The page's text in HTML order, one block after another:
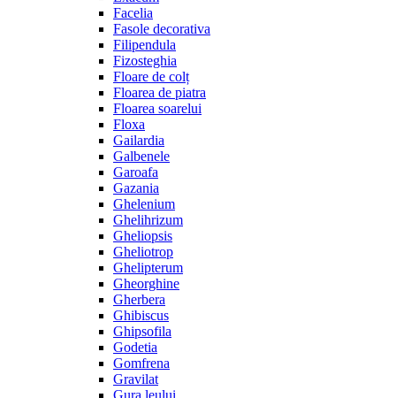
Facelia
Fasole decorativa
Filipendula
Fizosteghia
Floare de colț
Floarea de piatra
Floarea soarelui
Floxa
Gailardia
Galbenele
Garoafa
Gazania
Ghelenium
Ghelihrizum
Gheliopsis
Gheliotrop
Ghelipterum
Gheorghine
Gherbera
Ghibiscus
Ghipsofila
Godetia
Gomfrena
Gravilat
Gura leului